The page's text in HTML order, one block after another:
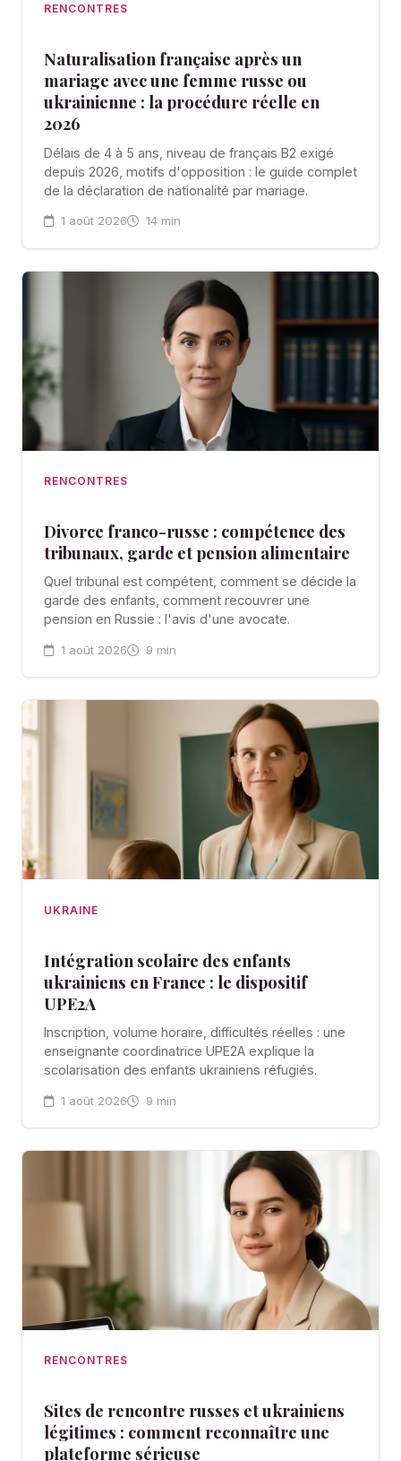
RENCONTRES
Naturalisation française après un
mariage avec une femme russe ou
ukrainienne : la procédure réelle en
2026
Délais de 4 à 5 ans, niveau de français B2 exigé
depuis 2026, motifs d'opposition : le guide complet
de la déclaration de nationalité par mariage.
1 août 2026 14 min
RENCONTRES
Divorce franco-russe : compétence des
tribunaux, garde et pension alimentaire
Quel tribunal est compétent, comment se décide la
garde des enfants, comment recouvrer une
pension en Russie : l'avis d'une avocate.
1 août 2026 9 min
UKRAINE
Intégration scolaire des enfants
ukrainiens en France : le dispositif
UPE2A
Inscription, volume horaire, difficultés réelles : une
enseignante coordinatrice UPE2A explique la
scolarisation des enfants ukrainiens réfugiés.
1 août 2026 9 min
RENCONTRES
Sites de rencontre russes et ukrainiens
légitimes : comment reconnaître une
plateforme sérieuse